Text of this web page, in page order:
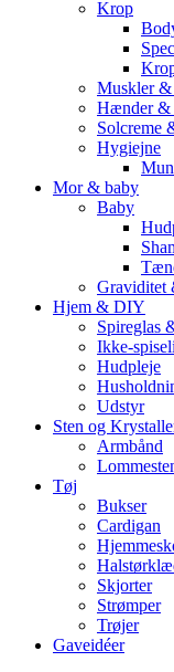
Krop
Muskler &
Hænder &
Solcreme
Hygiejne
Mor & baby
Baby
Graviditet
Hjem & DIY
Spireglas
Ikke-
Hudpleje
Udstyr
Sten og
Armbånd
Tøj
Bukser
Cardigan
Skjorter
Strømper
Trøjer
Gaveidéer